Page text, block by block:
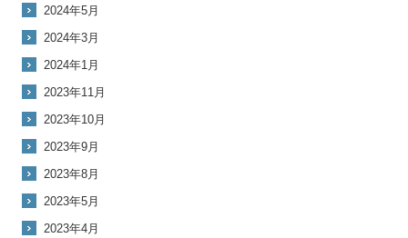
2024年5月
2024年3月
2024年1月
2023年11月
2023年10月
2023年9月
2023年8月
2023年5月
2023年4月